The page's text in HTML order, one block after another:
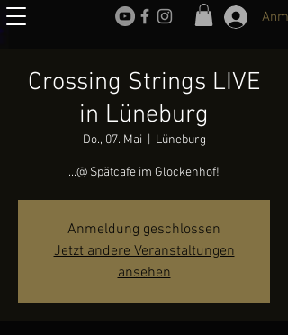
Crossing Strings LIVE
in Lüneburg
Do., 07. Mai Lüneburg
...@ Spätcafe im Glockenhof!
Anmeldung geschlossen
Jetzt andere Veranstaltungen
ansehen